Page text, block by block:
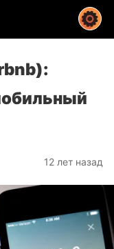
12 лет назад